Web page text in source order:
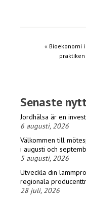
« Bioekonomi i
praktiken
Senaste
Jordhälsa är en
6 augusti, 2026
Välkommen till
i augusti och
5 augusti, 2026
Utveckla din
regionala
28 juli, 2026